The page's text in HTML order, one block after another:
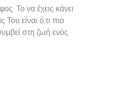
Το να έχεις κάνει
Του είναι ό,τι πιο
στη ζωή ενός